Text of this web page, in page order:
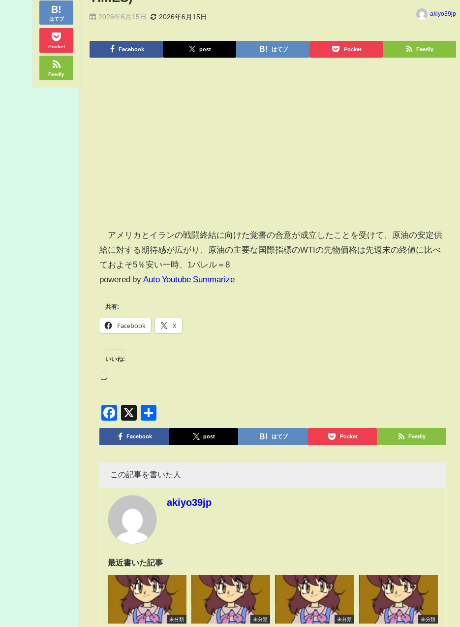
はてブ
Pocket
Feedly
2026年6月15日 2026年6月15日 akiyo39jp
Facebook post はてブ Pocket Feedly
アメリカとイランの戦闘終結に向けた覚書の合意が成立したことを受けて、原油の安定供
給に対する期待感が広がり、原油の主要な国際指標のWTIの先物価格は先週末の終値に比べ
ておよそ5％安い一時、1バレル＝8
powered by Auto Youtube Summarize
共有:
Facebook X
いいね:
Facebook
X
有
Facebook post はてブ Pocket Feedly
この記事を書いた人
akiyo39jp
最近書いた記事
未分類 未分類 未分類 未分類